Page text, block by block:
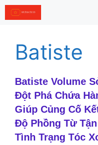
Skip
to
Batiste
Batiste Volume
Đột Phá Chứa
Giúp Củng Cố
Độ Phồng Từ
Tình Trạng Tóc